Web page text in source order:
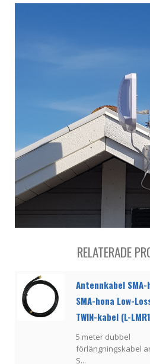
RELATERADE
Antennkabel
SMA-hona Low-
TWIN-kabel (L-
5 meter dubbel
förlängningskabel
S...